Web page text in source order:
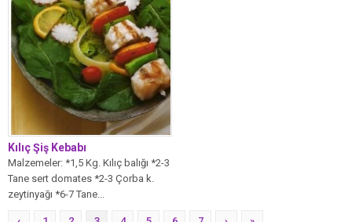
Kılıç Şiş Kebabı
Malzemeler: *1,5 Kg. Kılıç balığı *2-3
Tane sert domates *2-3 Çorba k.
zeytinyağı *6-7 Tane...